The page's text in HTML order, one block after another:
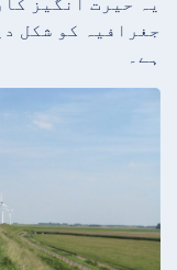
جغرافیہ کو شکل
ہے۔